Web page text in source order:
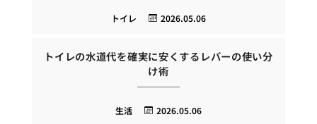
2026.05.06
トイレ
トイレの水道代を確実に安くするレバーの使い分
け術
2026.05.06
生活